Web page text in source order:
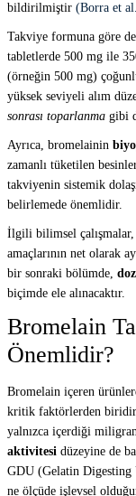
bildirilmiştir (Borra et
Takviye formuna göre
tabletlerde 500 mg ile
(örneğin 500 mg)
yüksek seviyeli alım
sonrası toparlanma gibi
Ayrıca, bromelainin
zamanlı tüketilen
takviyenin sistemik
belirlemede önemlidir.
İlgili bilimsel
amaçlarının net olarak
bir sonraki bölümde,
biçimde ele alınacaktır.
Bromelain
Önemlidir?
Bromelain içeren
kritik faktörlerden
yalnızca içerdiği
aktivitesi düzeyine de
GDU (Gelatin
ne ölçüde işlevsel